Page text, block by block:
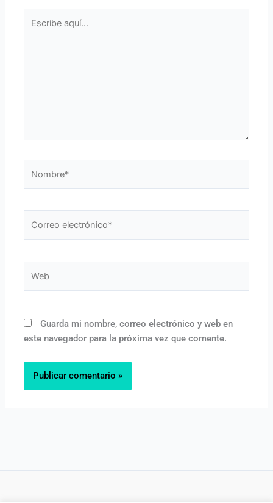
aquí...
Guarda mi nombre, correo electrónico y web en
este navegador para la próxima vez que comente.